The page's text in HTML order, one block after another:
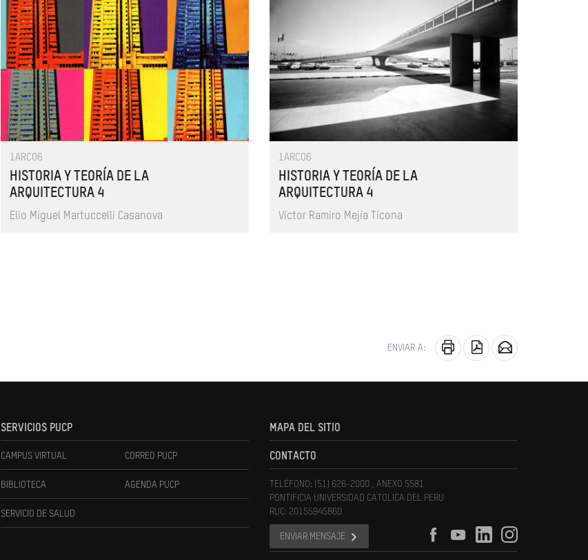
1ARC06
HISTORIA Y TEORÍA DE LA
ARQUITECTURA 4
Elio Miguel Martuccelli Casanova
1ARC06
HISTORIA Y TEORÍA DE LA
ARQUITECTURA 4
Víctor Ramiro Mejía Ticona
ENVIAR A:
SERVICIOS PUCP
CAMPUS VIRTUAL CORREO PUCP
BIBLIOTECA AGENDA PUCP
SERVICIO DE SALUD
MAPA DEL SITIO
CONTACTO
TELÉFONO: (51) 626-2000 , ANEXO 5581
PONTIFICIA UNIVERSIDAD CATOLICA DEL PERU
RUC: 20155945860
ENVIAR MENSAJE